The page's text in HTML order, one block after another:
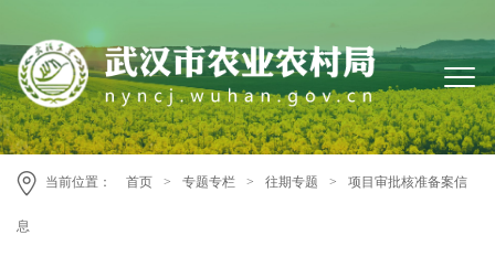
当前位置： 首页 > 专题专栏 > 往期专题 > 项目审批核准备案信
息